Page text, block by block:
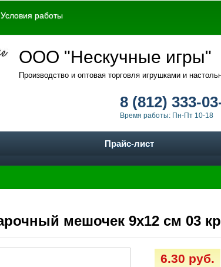
Условия работы
ООО "Нескучные игры"
Производство и оптовая торговля игрушками и
8 (812) 333-
Время работы: Пн-Пт 10-18
Прайс-лист
мешочек 9x12 см 03
6.30 руб.